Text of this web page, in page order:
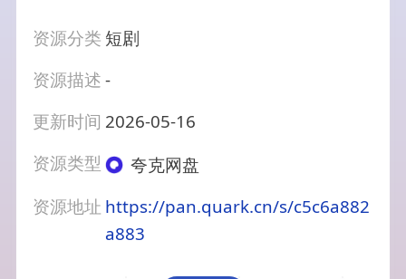
资源分类 短剧
资源描述-
更新时间 2026-05-16
资源类型
夸克网盘
资源地址 https://pan.quark.cn/s/c5c6a882
a883